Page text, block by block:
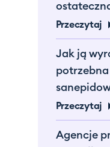
Przeczytaj
Jak ją
potrzebna
Przeczytaj
Agencje